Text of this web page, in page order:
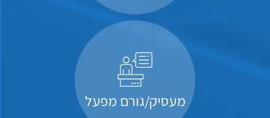
מעסיק/גורם מפעל